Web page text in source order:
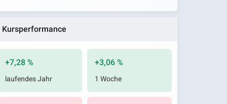
Kursperformance
+7,28 %
laufendes Jahr
+3,06 %
1 Woche